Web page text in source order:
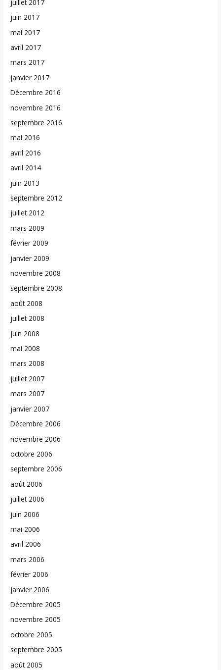
juillet 2017
juin 2017
mai 2017
avril 2017
mars 2017
janvier 2017
Décembre 2016
novembre 2016
septembre 2016
mai 2016
avril 2016
avril 2014
juin 2013
septembre 2012
juillet 2012
mars 2009
février 2009
janvier 2009
novembre 2008
septembre 2008
août 2008
juillet 2008
juin 2008
mai 2008
mars 2008
juillet 2007
mars 2007
janvier 2007
Décembre 2006
novembre 2006
octobre 2006
septembre 2006
août 2006
juillet 2006
juin 2006
mai 2006
avril 2006
mars 2006
février 2006
janvier 2006
Décembre 2005
novembre 2005
octobre 2005
septembre 2005
août 2005